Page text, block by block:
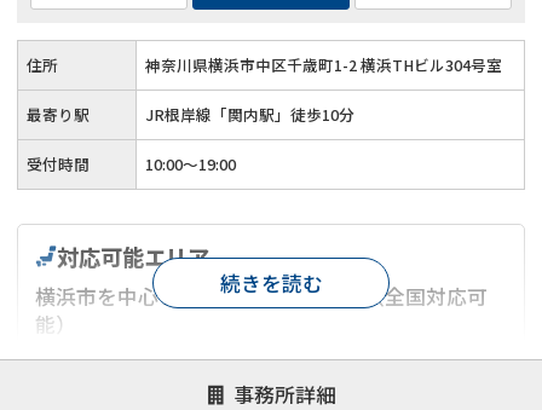
住所 神奈川県横浜市中区千歳町1-2 横浜THビル304号室
最寄り駅 JR根岸線「関内駅」徒歩10分
受付時間 10:00～19:00
事務所詳細
対応可能エリア
横浜市を中心とした神奈川県エリア（全国対応可
能）
オンライン面談可能
続きを読む